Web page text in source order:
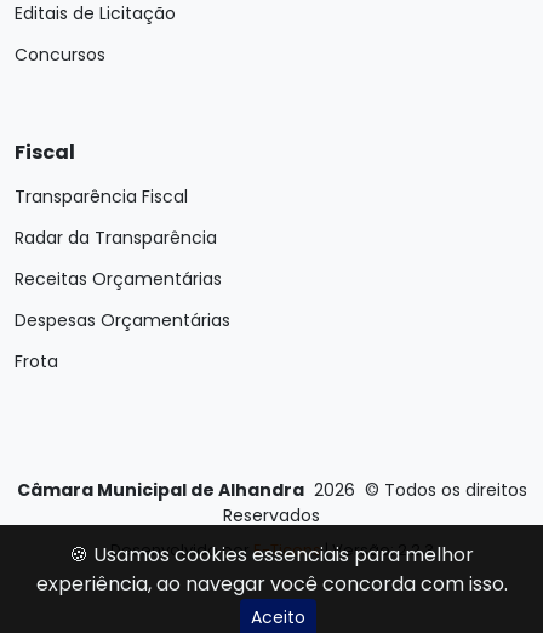
Editais de Licitação
Concursos
Fiscal
Transparência Fiscal
Radar da Transparência
Receitas Orçamentárias
Despesas Orçamentárias
Frota
Câmara Municipal de Alhandra 2026 © Todos os direitos
Reservados
Desenvolvido porE-Ticons| Versão: 2.2.3
🍪 Usamos cookies essenciais para melhor
experiência, ao navegar você concorda com isso.
Aceito